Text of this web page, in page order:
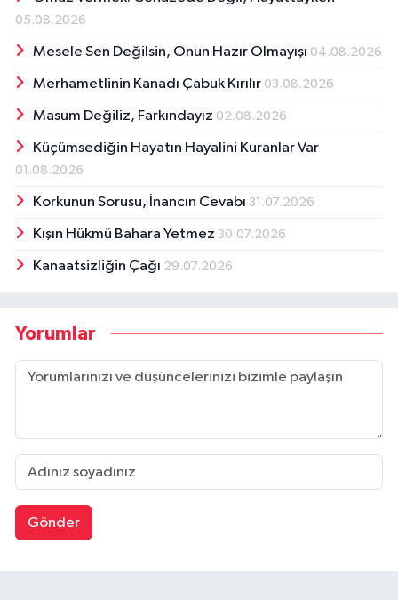
05.08.2026
Mesele Sen Değilsin, Onun Hazır Olmayışı 04.08.2026
Merhametlinin Kanadı Çabuk Kırılır 03.08.2026
Masum Değiliz, Farkındayız 02.08.2026
Küçümsediğin Hayatın Hayalini Kuranlar Var
01.08.2026
Korkunun Sorusu, İnancın Cevabı 31.07.2026
Kışın Hükmü Bahara Yetmez 30.07.2026
Kanaatsizliğin Çağı 29.07.2026
Yorumlar
Gönder